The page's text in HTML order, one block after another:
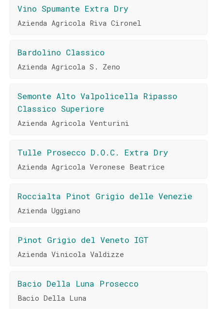
Vino Spumante Extra Dry
Azienda Agricola Riva Cironel
Bardolino Classico
Azienda Agricola S. Zeno
Semonte Alto Valpolicella Ripasso
Classico Superiore
Azienda Agricola Venturini
Tulle Prosecco D.O.C. Extra Dry
Azienda Agricola Veronese Beatrice
Roccialta Pinot Grigio delle Venezie
Azienda Uggiano
Pinot Grigio del Veneto IGT
Azienda Vinicola Valdizze
Bacio Della Luna Prosecco
Bacio Della Luna